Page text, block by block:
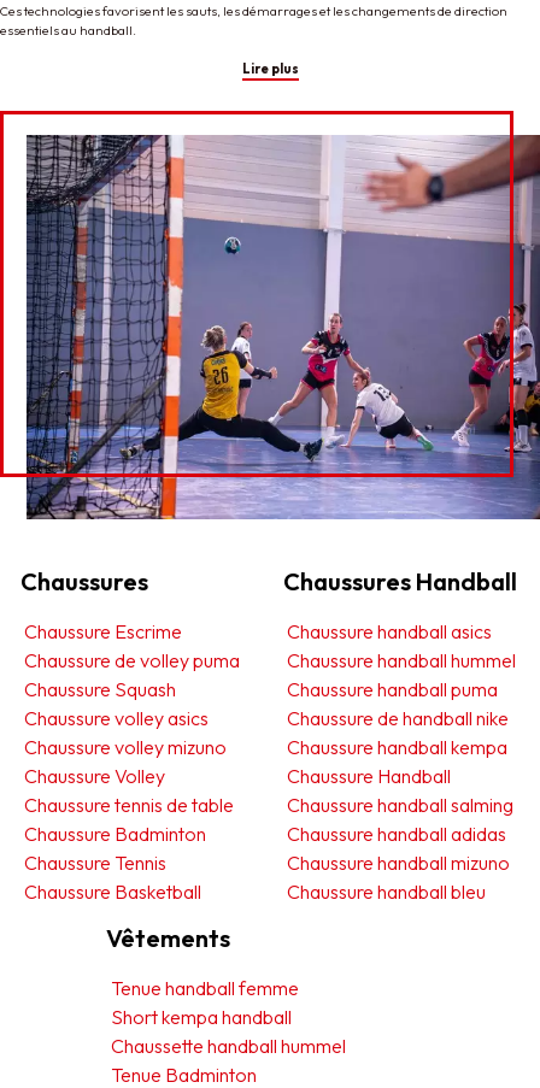
Ces technologies favorisent les sauts, les démarrages et les changements de direction
essentiels au handball.
Lire plus
Chaussures
Chaussure Escrime
Chaussure de volley puma
Chaussure Squash
Chaussure volley asics
Chaussure volley mizuno
Chaussure Volley
Chaussure tennis de table
Chaussure Badminton
Chaussure Tennis
Chaussure Basketball
Chaussures Handball
Chaussure handball asics
Chaussure handball hummel
Chaussure handball puma
Chaussure de handball nike
Chaussure handball kempa
Chaussure Handball
Chaussure handball salming
Chaussure handball adidas
Chaussure handball mizuno
Chaussure handball bleu
Vêtements
Tenue handball femme
Short kempa handball
Chaussette handball hummel
Tenue Badminton